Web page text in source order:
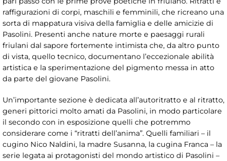
raffigurazioni di corpi, maschili e femminili, che ricreano una
sorta di mappatura visiva della famiglia e delle amicizie di
Pasolini. Presenti anche nature morte e paesaggi rurali
friulani dal sapore fortemente intimista che, da altro punto
di vista, quello tecnico, documentano l’eccezionale abilità
artistica e la sperimentazione del pigmento messa in atto
da parte del giovane Pasolini.
Un’importante sezione è dedicata all’autoritratto e al ritratto,
generi pittorici molto amati da Pasolini, in modo particolare
il secondo con in esposizione quelli che potremmo
considerare come i “ritratti dell’anima”. Quelli familiari – il
cugino Nico Naldini, la madre Susanna, la cugina Franca – la
serie legata ai protagonisti del mondo artistico di Pasolini –